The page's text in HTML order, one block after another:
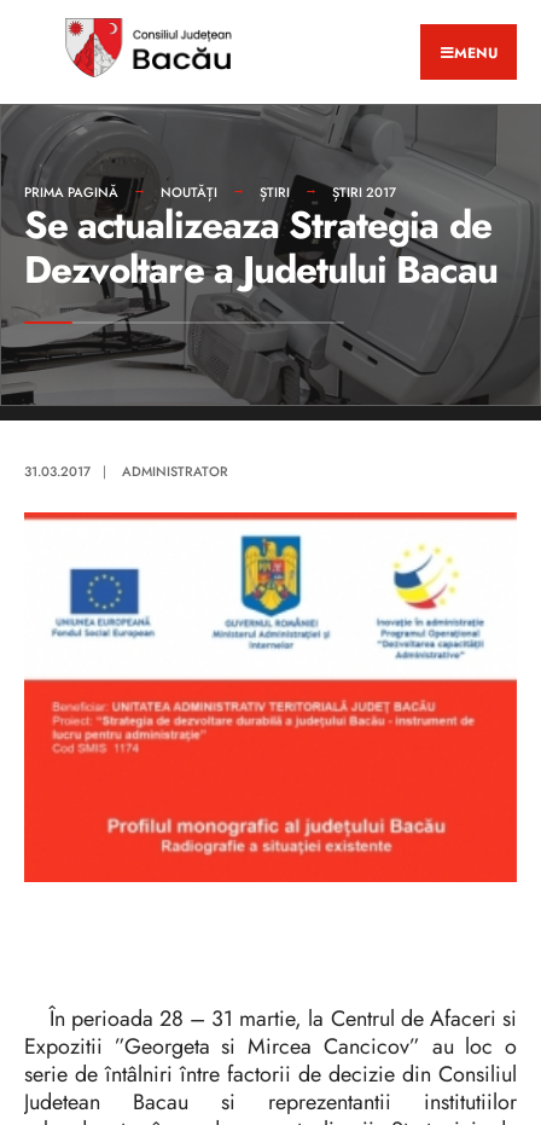
MENU
PRIMA PAGINĂ NOUTĂȚI ȘTIRI ȘTIRI 2017
Se actualizeaza Strategia de
Dezvoltare a Judetului Bacau
31.03.2017 | ADMINISTRATOR
În perioada 28 – 31 martie, la Centrul de Afaceri si
Expozitii ”Georgeta si Mircea Cancicov” au loc o
serie de întâlniri între factorii de decizie din Consiliul
Judetean Bacau si reprezentantii institutiilor